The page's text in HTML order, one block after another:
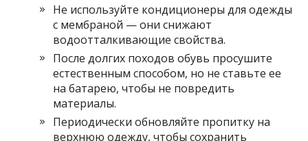
Не используйте кондиционеры для одежды
с мембраной — они снижают
водоотталкивающие свойства.
После долгих походов обувь просушите
естественным способом, но не ставьте ее
на батарею, чтобы не повредить
материалы.
Периодически обновляйте пропитку на
верхнюю одежду, чтобы сохранить